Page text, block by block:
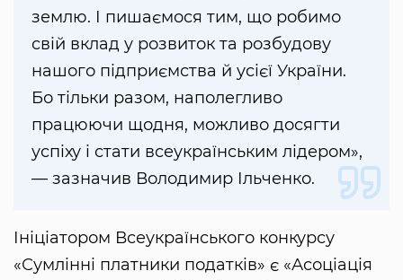
землю. І пишаємося тим, що робимо
свій вклад у розвиток та розбудову
нашого підприємства й усієї України.
Бо тільки разом, наполегливо
працюючи щодня, можливо досягти
успіху і стати всеукраїнським лідером»,
— зазначив Володимир Ільченко.
Ініціатором Всеукраїнського конкурсу
«Сумлінні платники податків» є «Асоціація